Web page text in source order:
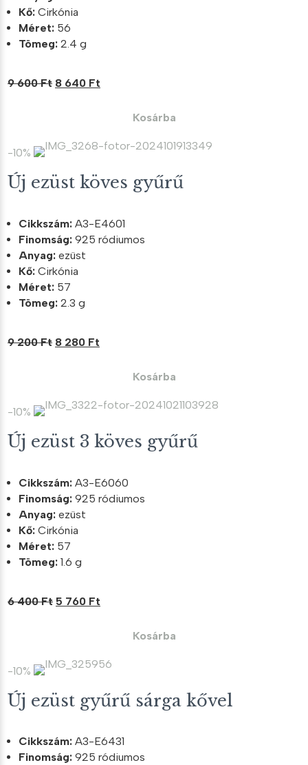
Kő: Cirkónia
Méret: 56
Tömeg: 2.4 g
9 600Ft Original
600 Ft.
8 640 Ft
640 Ft.
Kosárba
-10%
Új ezüst köves gyűrű
Cikkszám: A3-E4601
Finomság: 925 ródiumos
Anyag: ezüst
Kő: Cirkónia
Méret: 57
Tömeg: 2.3 g
9 200Ft Original
200 Ft.
8 280 Ft
280 Ft.
Kosárba
-10%
Új ezüst 3 köves gyűrű
Cikkszám: A3-E6060
Finomság: 925 ródiumos
Anyag: ezüst
Kő: Cirkónia
Méret: 57
Tömeg: 1.6 g
6 400Ft Original
400 Ft.
5 760 Ft
760 Ft.
Kosárba
-10%
Új ezüst gyűrű sárga kővel
Cikkszám: A3-E6431
Finomság: 925 ródiumos